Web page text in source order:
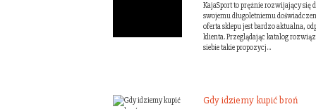
KajaSport to prężnie rozwijający się
swojemu długoletniemu
oferta sklepu jest bardzo aktualna,
klienta. Przeglądając katalog
siebie takie propozycj...
Gdy idziemy kupić broń